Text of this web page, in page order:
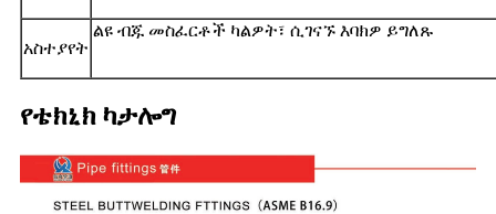
አስተያየት
ልዩ ብጁ መስፈርቶች ካልዎት፣ ሲገናኙ እባክዎ ይግለጹ
የቴክኒክ ካታሎግ